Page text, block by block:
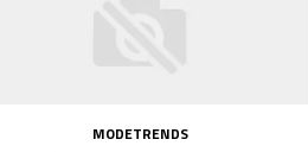
MODETRENDS